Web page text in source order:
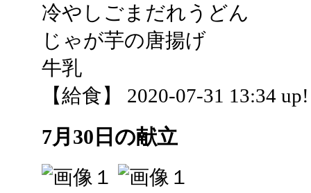
冷やしごまだれうどん
じゃが芋の唐揚げ
牛乳
【給食】 2020-07-31 13:34 up!
7月30日の献立